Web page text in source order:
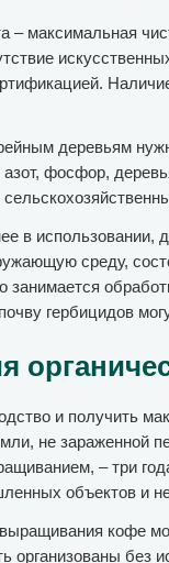
– максимальная
деревьям
фосфор,
в использовании,
среду,
занимается
гербицидов
и получить
не
– три
объектов и
кофе
организованы без